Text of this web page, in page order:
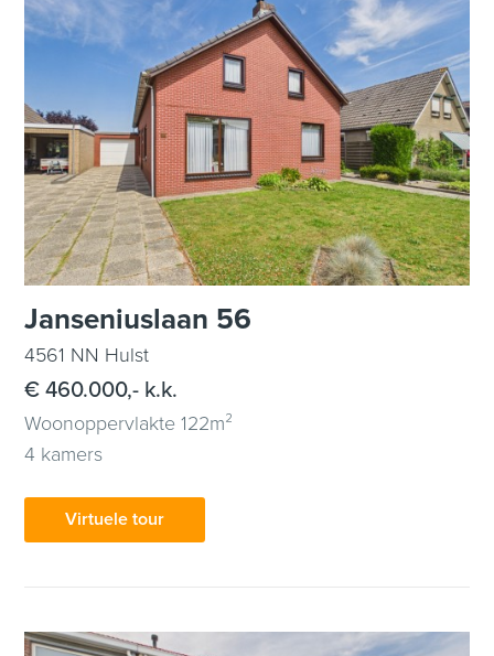
Janseniuslaan 56
4561 NN Hulst
€ 460.000,- k.k.
Woonoppervlakte 122m²
4 kamers
Virtuele tour